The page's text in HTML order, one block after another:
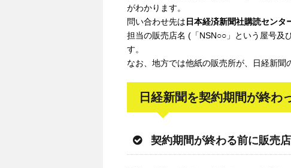
がわかります。
問い合わせ先は 日本経済新聞社購読センタ
担当の販売店名 (「NSN○○」という屋号及
す。
なお、地方では他紙の販売所が、日経新聞
日経新聞を契約期間が終わ
契約期間が終わる前に販売